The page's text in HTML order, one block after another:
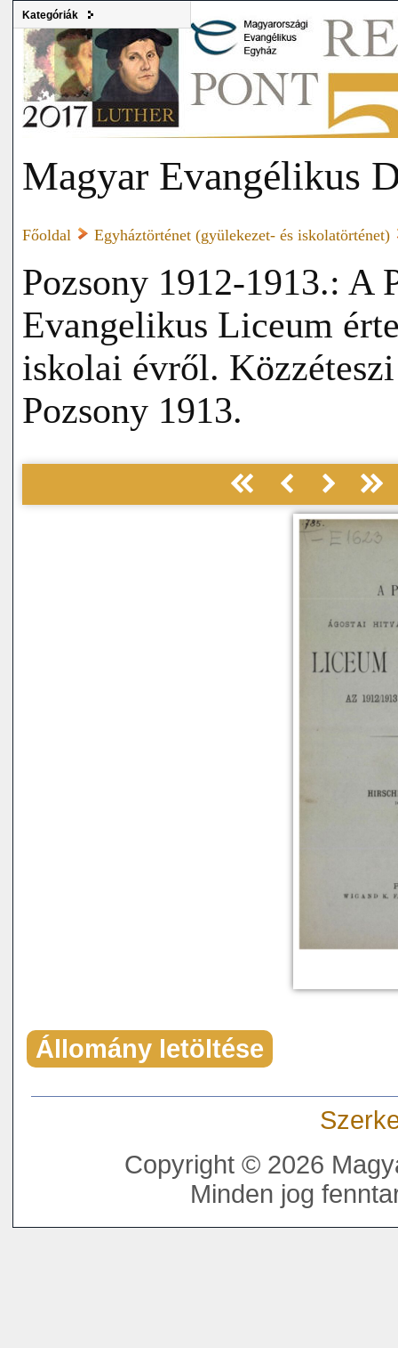
Kategóriák
Magyar Evangélikus
Főoldal Egyháztörténet (gyülekezet- és iskolatörténet)
Pozsony 1912-1913.: A
Evangelikus Liceum
iskolai évről.
Pozsony 1913.
Állomány letöltése
Copyright © 2026
Minden jog